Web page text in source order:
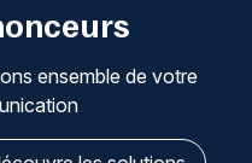
ensemble de votre